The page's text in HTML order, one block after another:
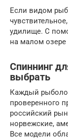
Если видом
удилище. С
на малом озере
Спиннинг
выбрать
Каждый
проверенного
российский
норвежские,
Все модели